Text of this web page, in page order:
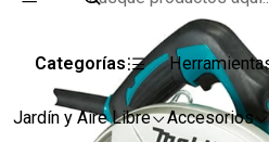
Categorías
Jardín y Aire Libre Accesorios